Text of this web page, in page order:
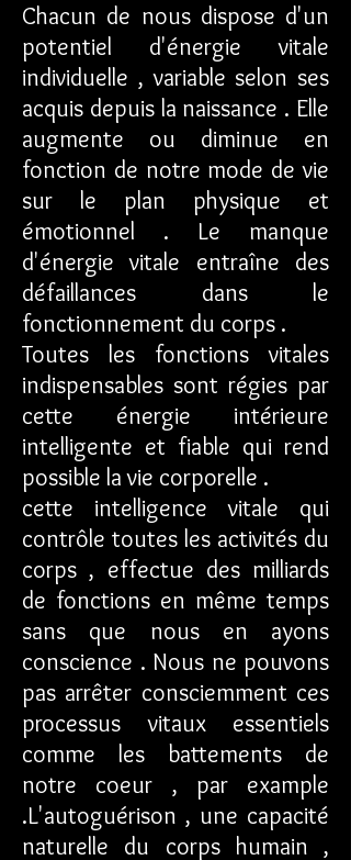
Chacun de nous dispose d'un
potentiel d'énergie vitale
individuelle , variable selon ses
acquis depuis la naissance . Elle
augmente ou diminue en
fonction de notre mode de vie
sur le plan physique et
émotionnel . Le manque
d'énergie vitale entraîne des
défaillances dans le
fonctionnement du corps .
Toutes les fonctions vitales
indispensables sont régies par
cette énergie intérieure
intelligente et fiable qui rend
possible la vie corporelle .
cette intelligence vitale qui
contrôle toutes les activités du
corps , effectue des milliards
de fonctions en même temps
sans que nous en ayons
conscience . Nous ne pouvons
pas arrêter consciemment ces
processus vitaux essentiels
comme les battements de
notre coeur , par example
.L'autoguérison , une capacité
naturelle du corps humain ,